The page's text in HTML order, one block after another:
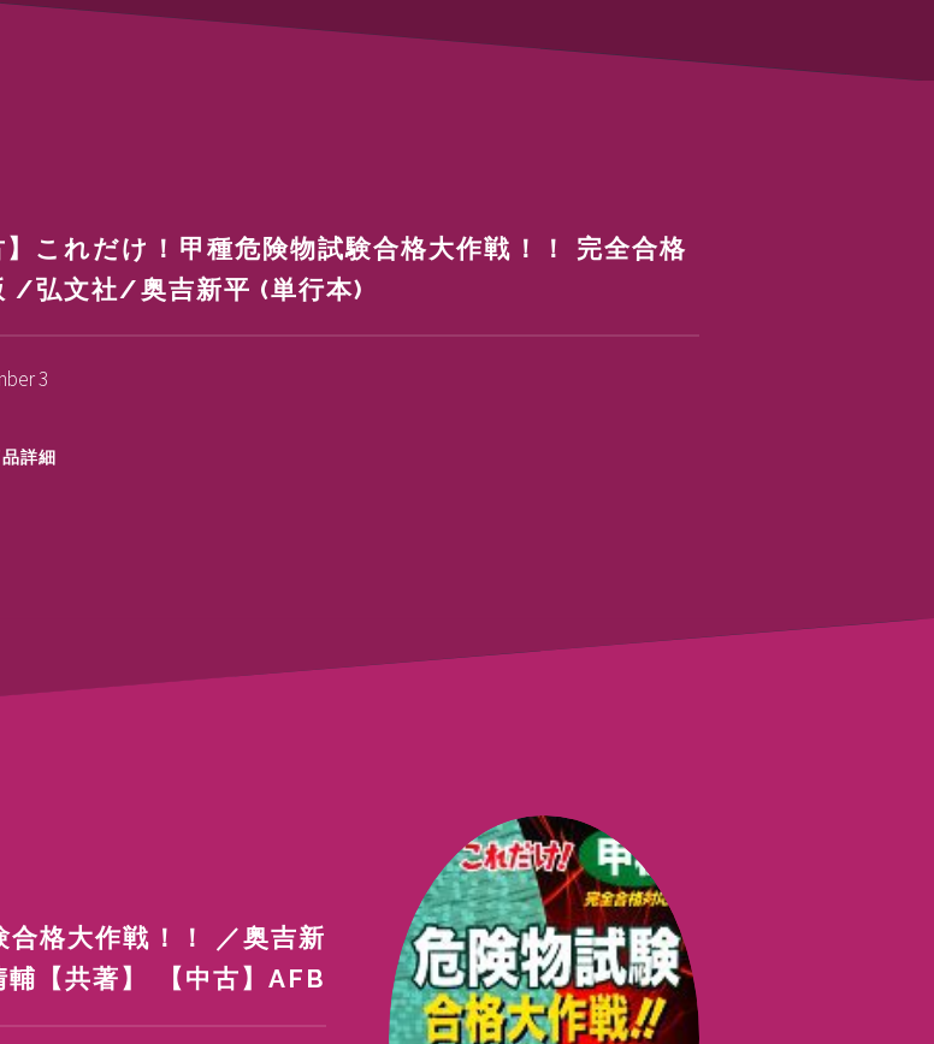
】これだけ！甲種危険物試験合格大作戦！！ 完全合格
/弘文社/奥吉新平 (単行本)
3
詳細
合格大作戦！！ ／奥吉新
輔【共著】 【中古】AFB